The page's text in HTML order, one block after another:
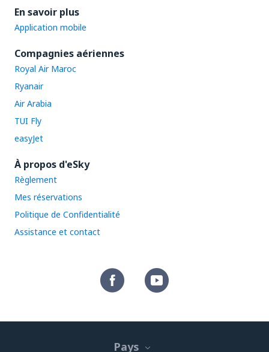
En savoir plus
Application mobile
Compagnies aériennes
Royal Air Maroc
Ryanair
Air Arabia
TUI Fly
easyJet
À propos d'eSky
Règlement
Mes réservations
Politique de Confidentialité
Assistance et contact
Pays